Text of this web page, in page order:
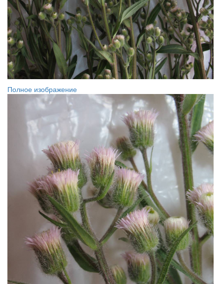
Полное изображение